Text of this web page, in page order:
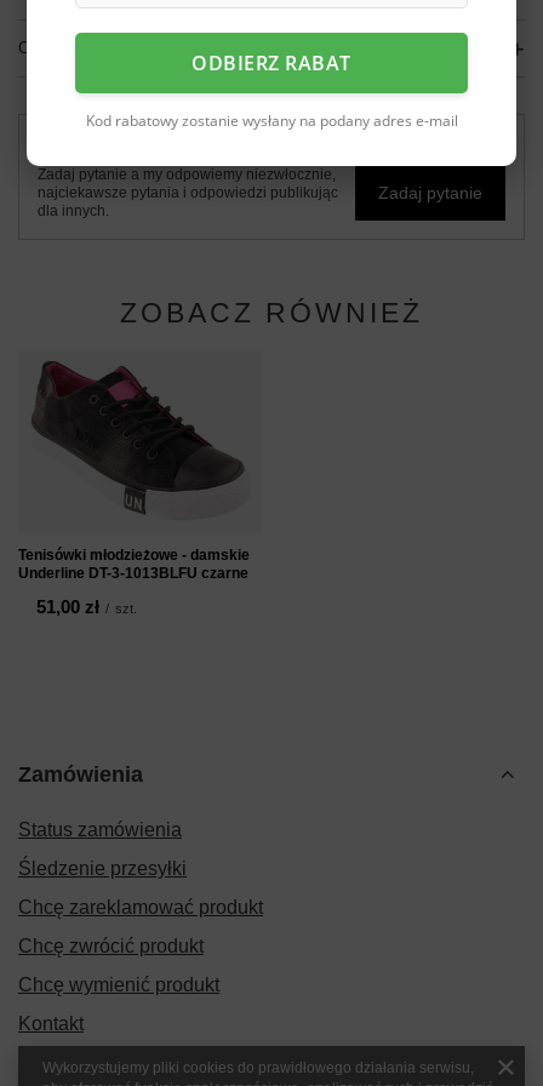
OPINIE
Zadaj pytanie a my odpowiemy niezwłocznie,
najciekawsze pytania i odpowiedzi publikując
dla innych.
Zadaj pytanie
ZOBACZ RÓWNIEŻ
Tenisówki młodzieżowe - damskie
Underline DT-3-1013BLFU czarne
51,00 zł / szt.
Zamówienia
Status zamówienia
Śledzenie przesyłki
Chcę zareklamować produkt
Chcę zwrócić produkt
Chcę wymienić produkt
Kontakt
ODBIERZ RABAT
Kod rabatowy zostanie wysłany na podany adres e-mail
Wykorzystujemy pliki cookies do prawidłowego działania serwisu,